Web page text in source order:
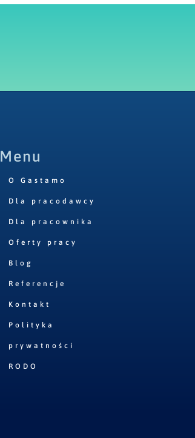
Menu
O Gastamo
Dla pracodawcy
Dla pracownika
Oferty pracy
Blog
Referencje
Kontakt
Polityka
prywatności
RODO